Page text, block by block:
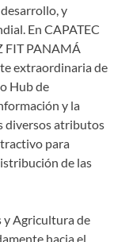
y
En CAPATEC
FIT PANAMÁ
extraordinaria de
Hub de
y la
diversos atributos
para
de las
y Agricultura de
hacia el